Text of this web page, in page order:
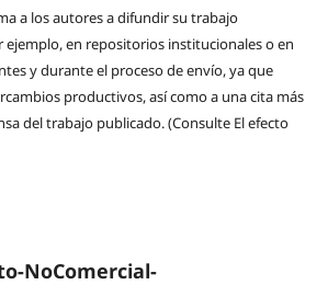
a los autores a difundir su trabajo
en repositorios institucionales o en
y durante el proceso de envío, ya que
productivos, así como a una cita más
del trabajo publicado. (Consulte El efecto
NoComercial-